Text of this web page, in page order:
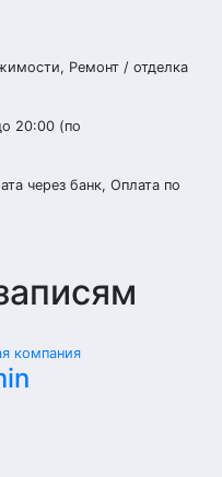
Ремонт / отделка
20:00 (по
через банк, Оплата по
компания